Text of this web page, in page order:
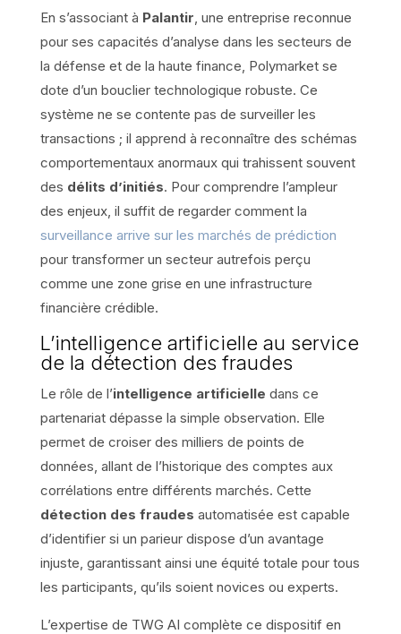
En s’associant à Palantir , une entreprise reconnue
pour ses capacités d’analyse dans les secteurs de
la défense et de la haute finance, Polymarket se
dote d’un bouclier technologique robuste. Ce
système ne se contente pas de surveiller les
transactions ; il apprend à reconnaître des schémas
comportementaux anormaux qui trahissent souvent
des délits d’initiés. Pour comprendre l’ampleur
des enjeux, il suffit de regarder comment la
surveillance arrive sur les marchés de prédiction
pour transformer un secteur autrefois perçu
comme une zone grise en une infrastructure
financière crédible.
L’intelligence artificielle au service
de la détection des fraudes
Le rôle de l’intelligence artificielle dans ce
partenariat dépasse la simple observation. Elle
permet de croiser des milliers de points de
données, allant de l’historique des comptes aux
corrélations entre différents marchés. Cette
détection des fraudes automatisée est capable
d’identifier si un parieur dispose d’un avantage
injuste, garantissant ainsi une équité totale pour tous
les participants, qu’ils soient novices ou experts.
L’expertise de TWG AI complète ce dispositif en